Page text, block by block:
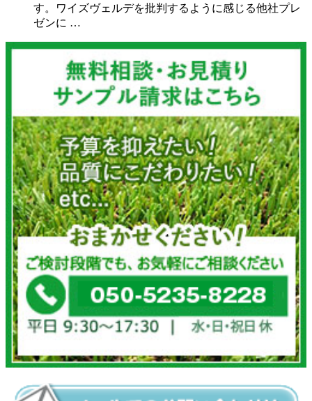
す。ワイズヴェルデを批判するように感じる他社プレ
ゼンに …